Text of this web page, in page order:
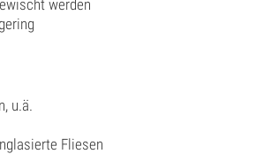
werden
u.ä.
Fliesen